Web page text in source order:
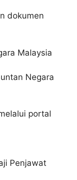
dokumen
Malaysia
Negara
portal
Penjawat